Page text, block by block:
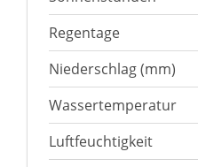
Regentage
Niederschlag (mm)
Wassertemperatur
Luftfeuchtigkeit